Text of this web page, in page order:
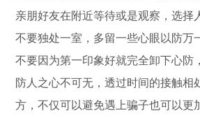
亲朋好友在附近等待或是观察，选择
不要独处一室，多留一些心眼以防万
不要因为第一印象好就完全卸下心防
防人之心不可无，透过时间的接触相
方，不仅可以避免遇上骗子也可以更